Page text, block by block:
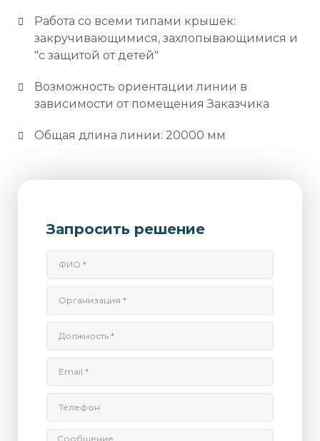
Работа со всеми типами крышек:
закручивающимися, захлопывающимися и
"с защитой от детей"
Возможность ориентации линии в
зависимости от помещения Заказчика
Общая длина линии: 20000 мм
Запросить решение